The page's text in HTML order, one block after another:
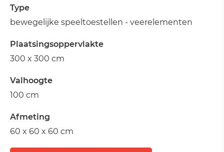
Type
bewegelijke speeltoestellen - veerelementen
Plaatsingsoppervlakte
300 x 300 cm
Valhoogte
100 cm
Afmeting
60 x 60 x 60 cm